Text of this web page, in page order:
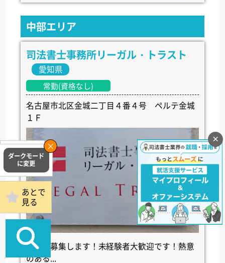
中部エリア
司法書士事務所リーガル・トラスト
愛知県
常勤(資格なし)
名古屋市北区金城二丁目４番４号 ペルテ金城
１Ｆ
補助者募集します！未経験者大歓迎です！熱意
のある...
×
あとで
見る
掲載事務所
ログイン